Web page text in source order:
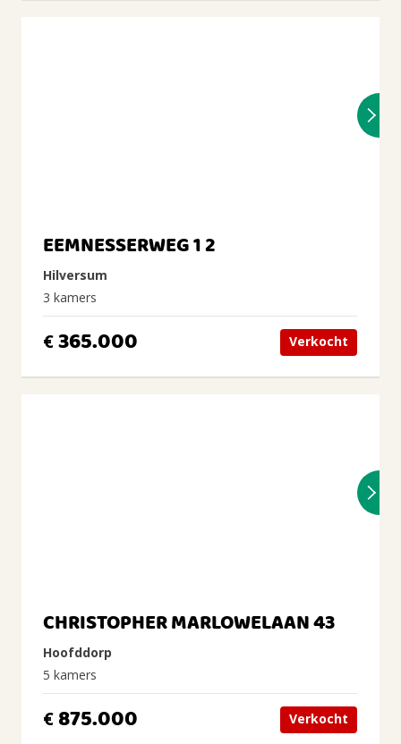
EEMNESSERWEG 1 2
Hilversum
3 kamers
€365.000 Verkocht
CHRISTOPHER MARLOWELAAN 43
Hoofddorp
5 kamers
€ 875.000 Verkocht